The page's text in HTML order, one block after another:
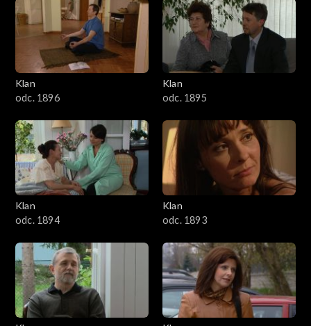
3901–4000
3801–3900
3701–3800
3601–3700
3501–3600
3401–3500
3201–3300
3101–3200
Klan
odc. 1896
Klan
odc. 1895
Klan
odc. 1894
Klan
odc. 1893